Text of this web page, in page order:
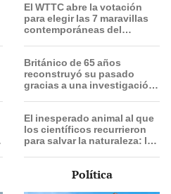
El WTTC abre la votación
para elegir las 7 maravillas
contemporáneas del
Británico de 65 años
reconstruyó su pasado
gracias a una investigación
inesperado
El inesperado animal al que
los científicos recurrieron
para salvar la naturaleza: la
desierto en un paisaje con
Política